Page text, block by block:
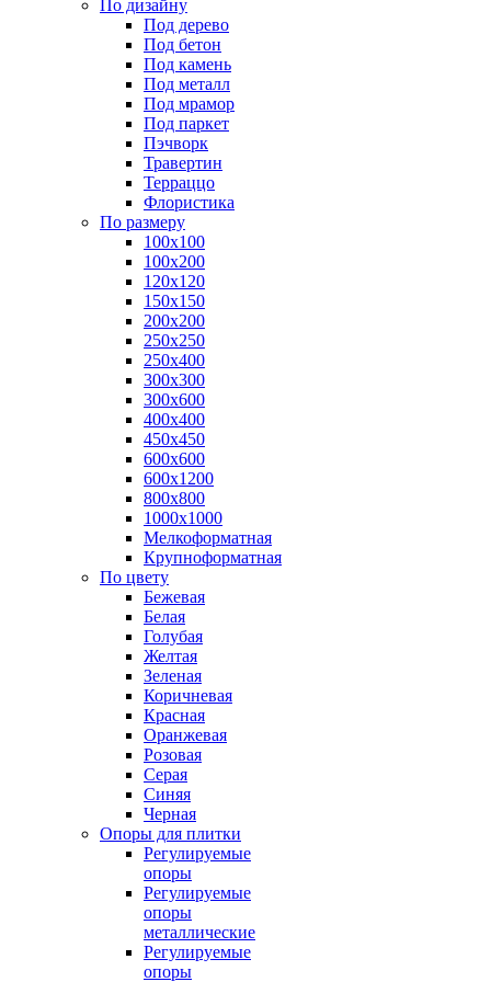
По дизайну
Под дерево
Под бетон
Под камень
Под металл
Под мрамор
Под паркет
Пэчворк
Травертин
Терраццо
Флористика
По размеру
100х100
100х200
120х120
150х150
200х200
250х250
250х400
300х300
300х600
400х400
450х450
600х600
600х1200
800х800
1000х1000
Мелкоформатная
Крупноформатная
По цвету
Бежевая
Белая
Голубая
Желтая
Зеленая
Коричневая
Красная
Оранжевая
Розовая
Серая
Синяя
Черная
Опоры для плитки
Регулируемые
опоры
Регулируемые
опоры
металлические
Регулируемые
опоры